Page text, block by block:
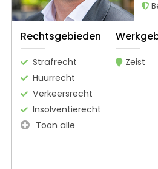
Rechtsgebieden
Strafrecht
Huurrecht
Verkeersrecht
Insolventierecht
Toon alle
Zeist